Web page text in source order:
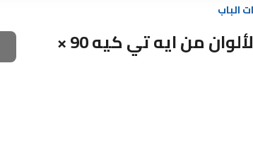
الباب
علم الإمارات متعدد الألوان من ايه تي كيه 90 ×